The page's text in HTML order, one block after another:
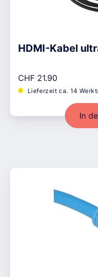
HDMI-Kabel
Regulärer Preis:
CHF 21.90
Lieferzeit ca. 14
In